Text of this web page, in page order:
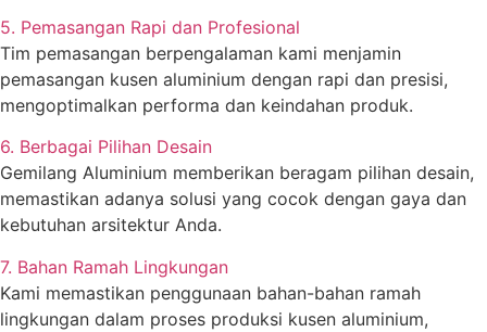
5. Pemasangan Rapi dan Profesional
Tim pemasangan berpengalaman kami menjamin
pemasangan kusen aluminium dengan rapi dan presisi,
mengoptimalkan performa dan keindahan produk.
6. Berbagai Pilihan Desain
Gemilang Aluminium memberikan beragam pilihan desain,
memastikan adanya solusi yang cocok dengan gaya dan
kebutuhan arsitektur Anda.
7. Bahan Ramah Lingkungan
Kami memastikan penggunaan bahan-bahan ramah
lingkungan dalam proses produksi kusen aluminium,